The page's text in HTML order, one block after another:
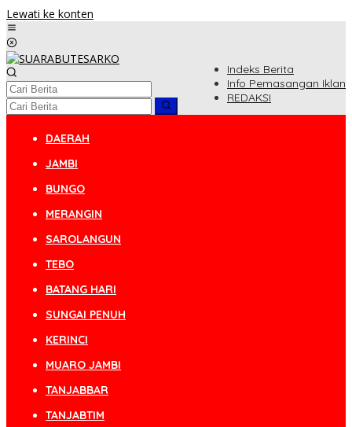
Lewati ke konten
Indeks Berita
Info Pemasangan Iklan
REDAKSI
DAERAH
JAMBI
BUNGO
MERANGIN
SAROLANGUN
TEBO
BATANG HARI
SUNGAI PENUH
KERINCI
MUARO JAMBI
TANJABBAR
TANJABTIM